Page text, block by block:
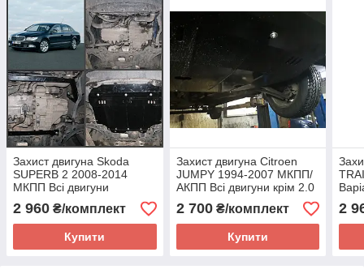
Захист двигуна Skoda
SUPERB 2 2008-2014
МКПП Всі двигуни
(двигун+КПП)
2 960 ₴/комплект
Купити
Захист двигуна Citroen
JUMPY 1994-2007 МКПП/
АКПП Всі двигуни крім 2.0
HDI (двигун+КПП)
2 700₴/комплект
Купити
2